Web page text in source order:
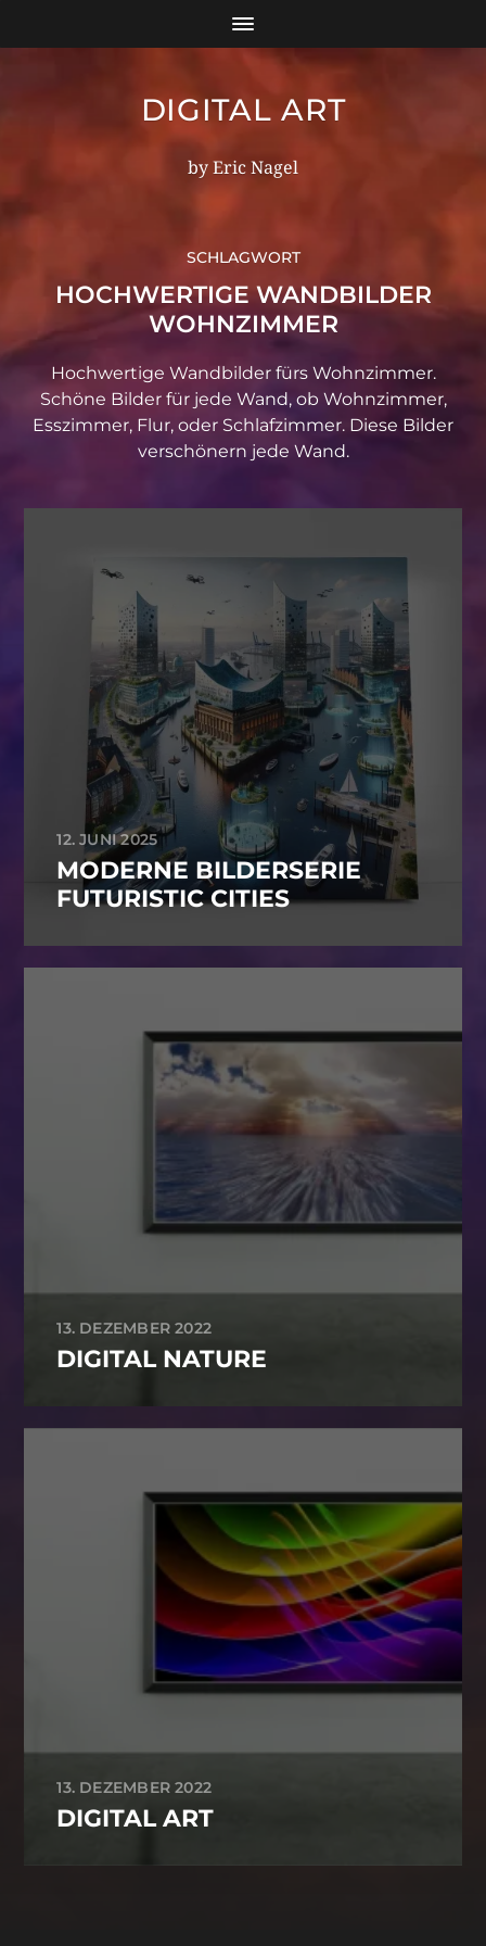
DIGITAL ART
by Eric Nagel
SCHLAGWORT
HOCHWERTIGE WANDBILDER
WOHNZIMMER
Hochwertige Wandbilder fürs Wohnzimmer.
Schöne Bilder für jede Wand, ob Wohnzimmer,
Esszimmer, Flur, oder Schlafzimmer. Diese Bilder
verschönern jede Wand.
12. JUNI 2025
MODERNE BILDERSERIE
FUTURISTIC CITIES
13. DEZEMBER 2022
DIGITAL NATURE
13. DEZEMBER 2022
DIGITAL ART